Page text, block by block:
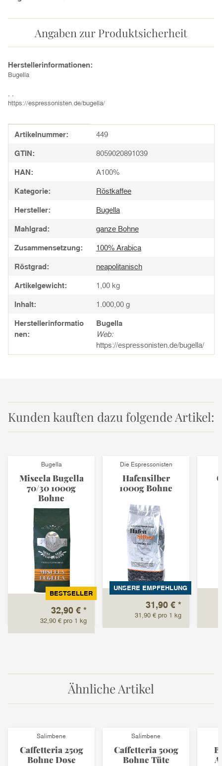
Angaben zur Produktsicherheit
Herstellerinformationen:
Bugella
, ,
https://espressonisten.de/bugella/
Produkteigenschaft
Wert
Artikelnummer: 449
GTIN: 8059020891039
HAN: A100%
Kategorie: Röstkaffee
Hersteller: Bugella
Mahlgrad: ganze Bohne
Zusammensetzung: 100% Arabica
Röstgrad: neapolitanisch
Artikelgewicht: 1,00 kg
Inhalt: 1.000,00 g
Herstellerinformatio
nen:
Bugella
Web:
https://espressonisten.de/bugella/
Kunden kauften dazu folgende Artikel:
Bugella
Miscela Bugella
70/30 1000g
Bohne
BESTSELLER
32,90 € *
32,90 € pro 1 kg
Die Espressonisten
Hafensilber
1000g Bohne
UNSERE EMPFEHLUNG
31,90 € *
31,90 € pro 1 kg
Ähnliche Artikel
Salimbene
Caffetteria 250g
Bohne Dose
Salimbene
Caffetteria 500g
Bohne Tüte